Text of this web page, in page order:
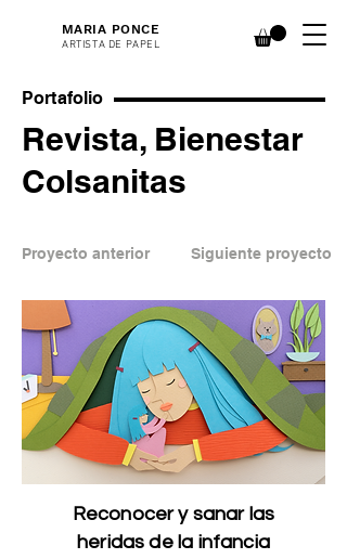
MARIA PONCE
ARTISTA DE PAPEL
Portafolio
Revista, Bienestar
Colsanitas
Proyecto anterior Siguiente proyecto
Reconocer y sanar las
heridas de la infancia